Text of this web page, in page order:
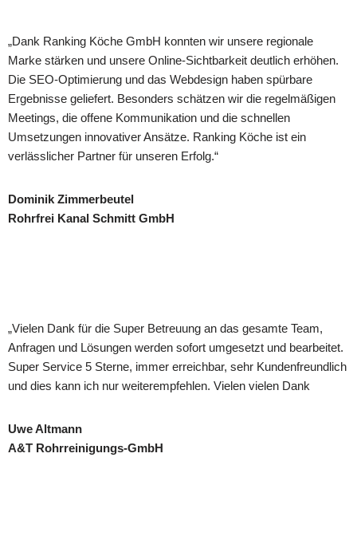
„Dank Ranking Köche GmbH konnten wir unsere regionale
Marke stärken und unsere Online-Sichtbarkeit deutlich erhöhen.
Die SEO-Optimierung und das Webdesign haben spürbare
Ergebnisse geliefert. Besonders schätzen wir die regelmäßigen
Meetings, die offene Kommunikation und die schnellen
Umsetzungen innovativer Ansätze. Ranking Köche ist ein
verlässlicher Partner für unseren Erfolg.“
Dominik Zimmerbeutel
Rohrfrei Kanal Schmitt GmbH
„Vielen Dank für die Super Betreuung an das gesamte Team,
Anfragen und Lösungen werden sofort umgesetzt und bearbeitet.
Super Service 5 Sterne, immer erreichbar, sehr Kunden­freundlich
und dies kann ich nur weiterempfehlen. Vielen vielen Dank
Uwe Altmann
A&T Rohrreinigungs-GmbH